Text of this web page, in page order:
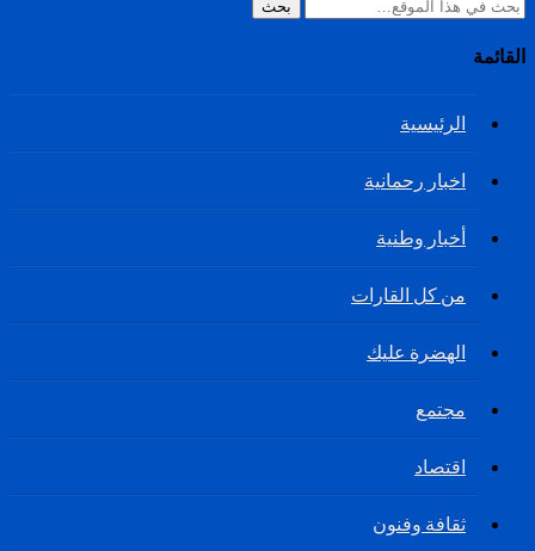
بحث
القائمة
الرئيسية
اخبار رحمانية
أخبار وطنية
من كل القارات
الهضرة عليك
مجتمع
اقتصاد
ثقافة وفنون